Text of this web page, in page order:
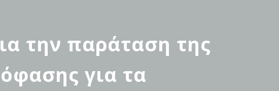
την παράταση της
για τα